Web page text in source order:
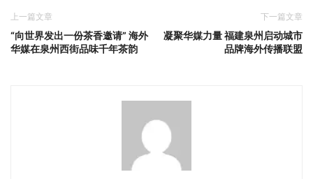
上一篇文章
“向世界发出一份茶香邀请” 海外
华媒在泉州西街品味千年茶韵
下一篇文章
凝聚华媒力量 福建泉州启动城市
品牌海外传播联盟